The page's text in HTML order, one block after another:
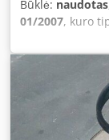
Būklė: naudotas
01/2007, kuro
Įranga: